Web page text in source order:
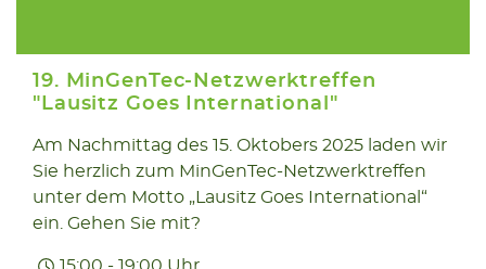
15.10
2025
19. MinGenTec-Netzwerktreffen
"Lausitz Goes International"
Am Nachmittag des 15. Oktobers 2025 laden wir
Sie herzlich zum MinGenTec-Netzwerktreffen
unter dem Motto „Lausitz Goes International“
ein. Gehen Sie mit?